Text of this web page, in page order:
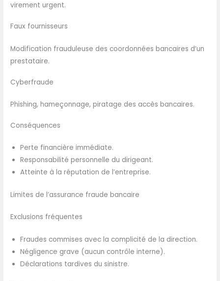
virement urgent.
Faux fournisseurs
Modification frauduleuse des coordonnées bancaires d’un
prestataire.
Cyberfraude
Phishing, hameçonnage, piratage des accès bancaires.
Conséquences
Perte financière immédiate.
Responsabilité personnelle du dirigeant.
Atteinte à la réputation de l’entreprise.
Limites de l’assurance fraude bancaire
Exclusions fréquentes
Fraudes commises avec la complicité de la direction.
Négligence grave (aucun contrôle interne).
Déclarations tardives du sinistre.